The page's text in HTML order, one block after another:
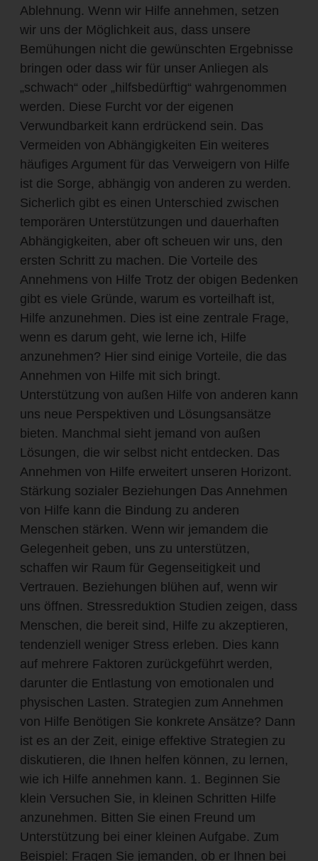
Ablehnung. Wenn wir Hilfe annehmen, setzen
wir uns der Möglichkeit aus, dass unsere
Bemühungen nicht die gewünschten Ergebnisse
bringen oder dass wir für unser Anliegen als
„schwach“ oder „hilfsbedürftig“ wahrgenommen
werden. Diese Furcht vor der eigenen
Verwundbarkeit kann erdrückend sein. Das
Vermeiden von Abhängigkeiten Ein weiteres
häufiges Argument für das Verweigern von Hilfe
ist die Sorge, abhängig von anderen zu werden.
Sicherlich gibt es einen Unterschied zwischen
temporären Unterstützungen und dauerhaften
Abhängigkeiten, aber oft scheuen wir uns, den
ersten Schritt zu machen. Die Vorteile des
Annehmens von Hilfe Trotz der obigen Bedenken
gibt es viele Gründe, warum es vorteilhaft ist,
Hilfe anzunehmen. Dies ist eine zentrale Frage,
wenn es darum geht, wie lerne ich, Hilfe
anzunehmen? Hier sind einige Vorteile, die das
Annehmen von Hilfe mit sich bringt.
Unterstützung von außen Hilfe von anderen kann
uns neue Perspektiven und Lösungsansätze
bieten. Manchmal sieht jemand von außen
Lösungen, die wir selbst nicht entdecken. Das
Annehmen von Hilfe erweitert unseren Horizont.
Stärkung sozialer Beziehungen Das Annehmen
von Hilfe kann die Bindung zu anderen
Menschen stärken. Wenn wir jemandem die
Gelegenheit geben, uns zu unterstützen,
schaffen wir Raum für Gegenseitigkeit und
Vertrauen. Beziehungen blühen auf, wenn wir
uns öffnen. Stressreduktion Studien zeigen, dass
Menschen, die bereit sind, Hilfe zu akzeptieren,
tendenziell weniger Stress erleben. Dies kann
auf mehrere Faktoren zurückgeführt werden,
darunter die Entlastung von emotionalen und
physischen Lasten. Strategien zum Annehmen
von Hilfe Benötigen Sie konkrete Ansätze? Dann
ist es an der Zeit, einige effektive Strategien zu
diskutieren, die Ihnen helfen können, zu lernen,
wie ich Hilfe annehmen kann. 1. Beginnen Sie
klein Versuchen Sie, in kleinen Schritten Hilfe
anzunehmen. Bitten Sie einen Freund um
Unterstützung bei einer kleinen Aufgabe. Zum
Beispiel: Fragen Sie jemanden, ob er Ihnen bei